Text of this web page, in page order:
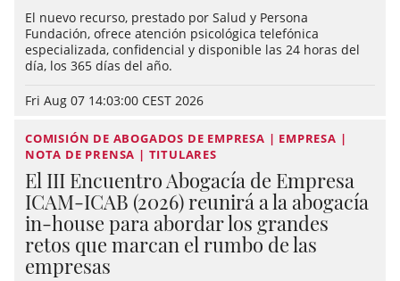
El nuevo recurso, prestado por Salud y Persona
Fundación, ofrece atención psicológica telefónica
especializada, confidencial y disponible las 24 horas del
día, los 365 días del año.
Fri Aug 07 14:03:00 CEST 2026
COMISIÓN DE ABOGADOS DE EMPRESA | EMPRESA |
NOTA DE PRENSA | TITULARES
El III Encuentro Abogacía de Empresa
ICAM-ICAB (2026) reunirá a la abogacía
in-house para abordar los grandes
retos que marcan el rumbo de las
empresas